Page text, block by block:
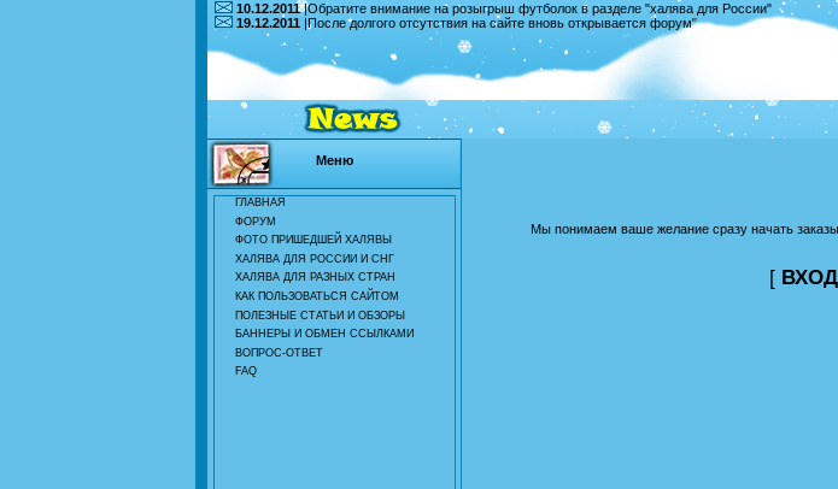
10.12.2011|Обратите внимание на розыгрыш футболок в разделе "халява для России"
19.12.2011 |После долгого отсутствия на сайте вновь открывается форум"
Меню
ГЛАВНАЯ
ФОРУМ
ФОТО ПРИШЕДШЕЙ ХАЛЯВЫ
ХАЛЯВА ДЛЯ РОССИИ И СНГ
ХАЛЯВА ДЛЯ РАЗНЫХ СТРАН
КАК ПОЛЬЗОВАТЬСЯ САЙТОМ
ПОЛЕЗНЫЕ СТАТЬИ И ОБЗОРЫ
БАННЕРЫ И ОБМЕН ССЫЛКАМИ
ВОПРОС-ОТВЕТ
FAQ
Мы понимаем ваше желание сразу начать
[ ВХОД